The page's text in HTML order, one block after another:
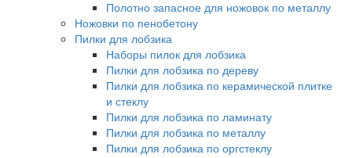
Полотно запасное для ножовок по металлу
Ножовки по пенобетону
Пилки для лобзика
Наборы пилок для лобзика
Пилки для лобзика по дереву
Пилки для лобзика по керамической плитке
и стеклу
Пилки для лобзика по ламинату
Пилки для лобзика по металлу
Пилки для лобзика по оргстеклу